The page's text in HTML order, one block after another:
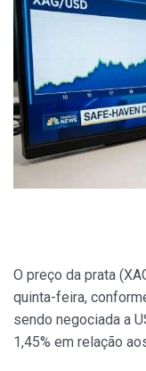
O preço da prata
quinta-feira,
sendo negociada a
1,45% em relação